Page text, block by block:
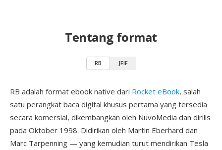
Tentang format
RB JFIF
RB adalah format ebook native dari Rocket eBook, salah
satu perangkat baca digital khusus pertama yang tersedia
secara komersial, dikembangkan oleh NuvoMedia dan dirilis
pada Oktober 1998. Didirikan oleh Martin Eberhard dan
Marc Tarpenning — yang kemudian turut mendirikan Tesla